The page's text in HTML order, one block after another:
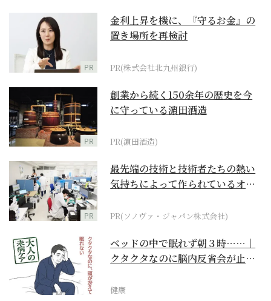
PR
金利上昇を機に、『守るお金』の
置き場所を再検討
PR(株式会社北九州銀行)
PR
創業から続く150余年の歴史を今
に守っている濵田酒造
PR(濵田酒造)
PR
最先端の技術と技術者たちの熱い
気持ちによって作られているオー
PR(ソノヴァ・ジャパン株式会社)
ベッドの中で眠れず朝３時……｜
クタクタなのに脳内反省会が止ま
健康